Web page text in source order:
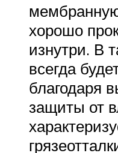
хорошо
изнутри. В
всегда
благодаря
защиты от